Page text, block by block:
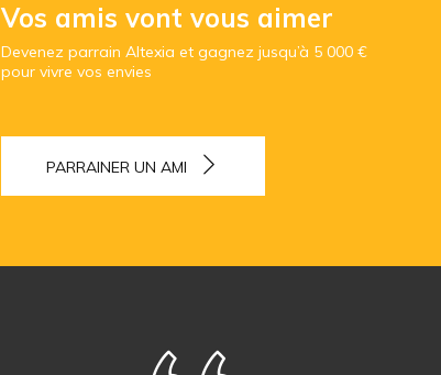
Vos amis vont vous aimer
Devenez parrain Altexia et gagnez jusqu’à 5 000 €
pour vivre vos envies
PARRAINER UN AMI